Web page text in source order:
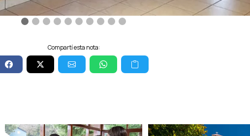
Compartí esta nota: